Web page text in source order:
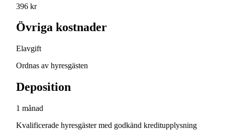
396 kr
Övriga kostnader
Elavgift
Ordnas av hyresgästen
Deposition
1 månad
Kvalificerade hyresgäster med godkänd kreditupplysning